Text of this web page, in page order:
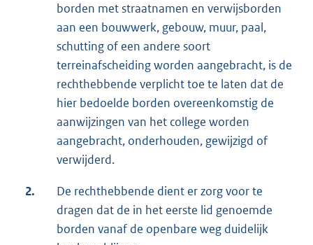
borden met straatnamen en verwijsborden
aan een bouwwerk, gebouw, muur, paal,
schutting of een andere soort
terreinafscheiding worden aangebracht, is de
rechthebbende verplicht toe te laten dat de
hier bedoelde borden overeenkomstig de
aanwijzingen van het college worden
aangebracht, onderhouden, gewijzigd of
verwijderd.
2.
De rechthebbende dient er zorg voor te
dragen dat de in het eerste lid genoemde
borden vanaf de openbare weg duidelijk